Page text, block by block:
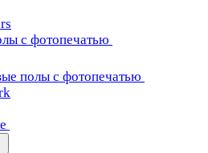
с фотопечатью
полы с фотопечатью